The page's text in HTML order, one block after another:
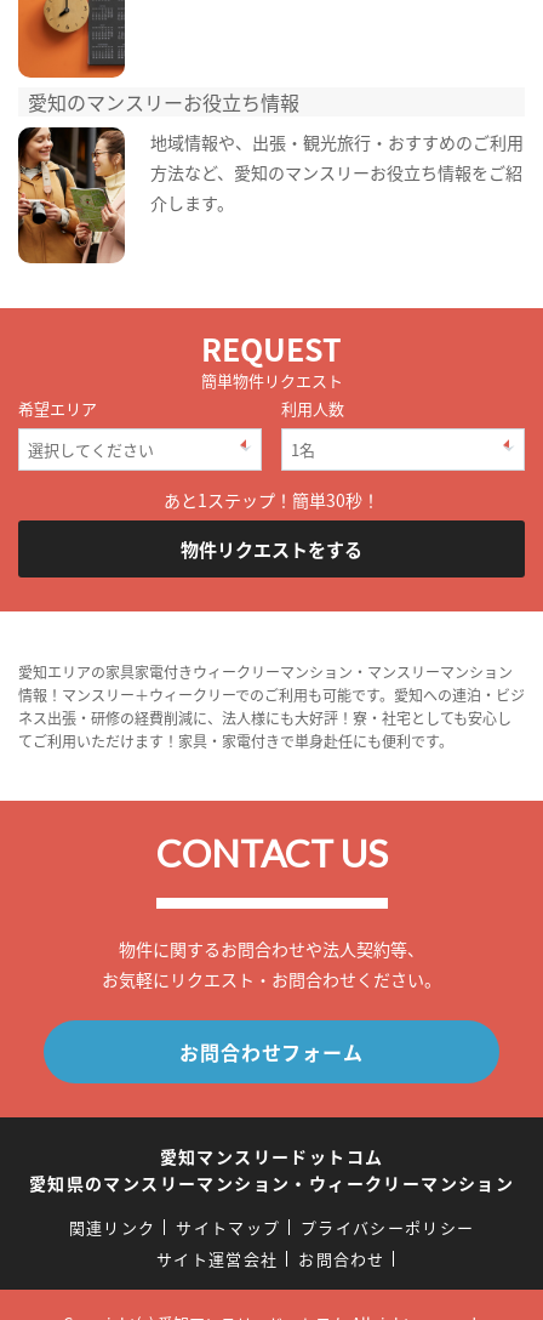
愛知のマンスリーお役立ち情報
地域情報や、出張・観光旅行・おすすめのご利用
方法など、愛知のマンスリーお役立ち情報をご紹
介します。
REQUEST
簡単物件リクエスト
希望エリア
利用人数
あと1ステップ！簡単30秒！
物件リクエストをする
愛知エリアの家具家電付きウィークリーマンション・マンスリーマンション
情報！マンスリー＋ウィークリーでのご利用も可能です。愛知への連泊・ビジ
ネス出張・研修の経費削減に、法人様にも大好評！寮・社宅としても安心し
てご利用いただけます！家具・家電付きで単身赴任にも便利です。
CONTACT US
物件に関するお問合わせや法人契約等、
お気軽にリクエスト・お問合わせください。
お問合わせフォーム
愛知マンスリードットコム
愛知県のマンスリーマンション・ウィークリーマンション
関連リンク サイトマップ
プライバシーポリシー
サイト運営会社
お問合わせ